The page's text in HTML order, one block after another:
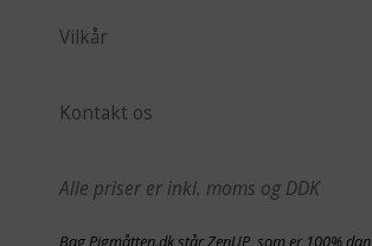
Vilkår
Kontakt os
Alle priser er inkl. moms og DDK
Bag Pigmåtten.dk står ZenUP, som er 100%